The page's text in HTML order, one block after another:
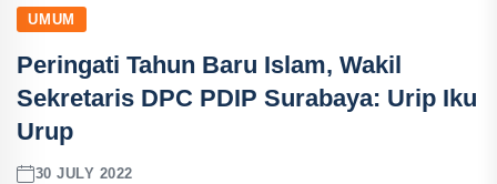
UMUM
Peringati Tahun Baru Islam, Wakil
Sekretaris DPC PDIP Surabaya: Urip Iku
Urup
30 JULY 2022